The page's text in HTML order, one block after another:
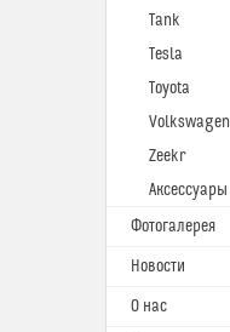
Tank
Tesla
Toyota
Volkswagen
Zeekr
Аксессуары
Фотогалерея
Новости
О нас